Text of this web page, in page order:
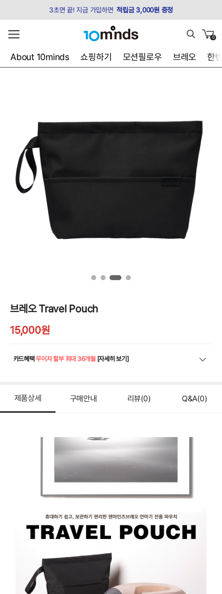
3초면 끝! 지금 가입하면 적립금 3,000원 증정
0
About 10minds 쇼핑하기 모션필로우 브레오 한
브레오 Travel Pouch
15,000원
카드혜택무이자 할부 최대 36개월 [자세히 보기]
제품상세 구매안내 리뷰(0) Q&A(0)